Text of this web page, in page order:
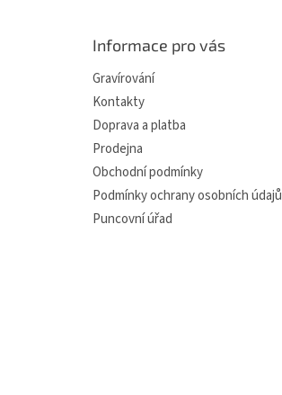
Informace pro vás
Gravírování
Kontakty
Doprava a platba
Prodejna
Obchodní podmínky
Podmínky ochrany osobních údajů
Puncovní úřad